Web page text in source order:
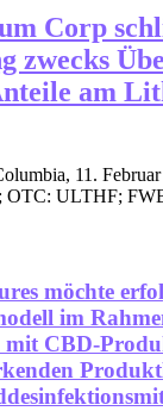
Corp
zwecks
am
11.
OTC: ULTHF;
möchte
im
mit CBD-